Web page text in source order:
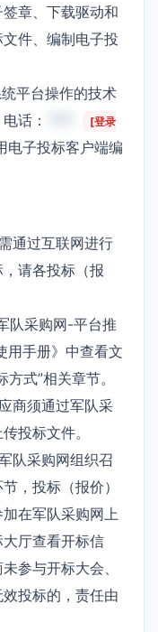
章、下载驱动和
件、编制电子投
平台操作的技术
话：
[登录
电子投标客户端编
通过互联网进行
请各投标（报
队采购网-平台推
用手册》中查看文
式”相关章节。
商须通过军队采
投标文件。
队采购网组织召
，投标（报价）
在军队采购网上
厅查看开标信
参与开标大会、
投标的，责任由